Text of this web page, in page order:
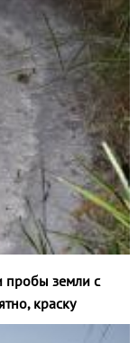
пробы земли с
краску